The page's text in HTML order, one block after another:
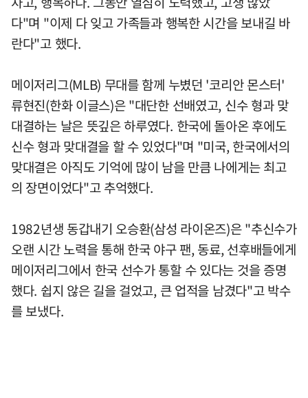
다"며 "이제 다 잊고 가족들과 행복한 시간을 보내길 바
란다"고 했다.
메이저리그(MLB) 무대를 함께 누볐던 '코리안 몬스터'
류현진(한화 이글스)은 "대단한 선배였고, 신수 형과 맞
대결하는 날은 뜻깊은 하루였다. 한국에 돌아온 후에도
신수 형과 맞대결을 할 수 있었다"며 "미국, 한국에서의
맞대결은 아직도 기억에 많이 남을 만큼 나에게는 최고
의 장면이었다"고 추억했다.
1982년생 동갑내기 오승환(삼성 라이온즈)은 "추신수가
오랜 시간 노력을 통해 한국 야구 팬, 동료, 선후배들에게
메이저리그에서 한국 선수가 통할 수 있다는 것을 증명
했다. 쉽지 않은 길을 걸었고, 큰 업적을 남겼다"고 박수
를 보냈다.